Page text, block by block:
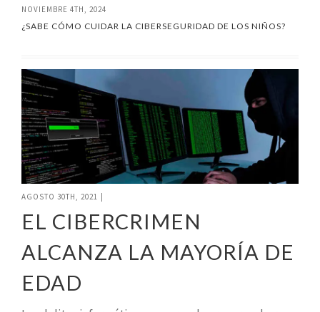
NOVIEMBRE 4TH, 2024
¿SABE CÓMO CUIDAR LA CIBERSEGURIDAD DE LOS NIÑOS?
AGOSTO 30TH, 2021
EL CIBERCRIMEN
ALCANZA LA MAYORÍA DE
EDAD